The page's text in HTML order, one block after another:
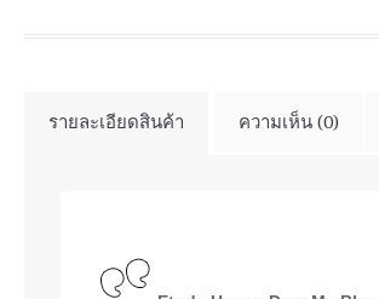
รายละเอียดสินค้า ความเห็น (0)